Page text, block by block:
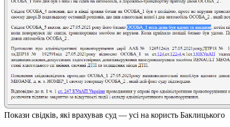
Покази свідків, які врахував суд — усі на користь Баклицького